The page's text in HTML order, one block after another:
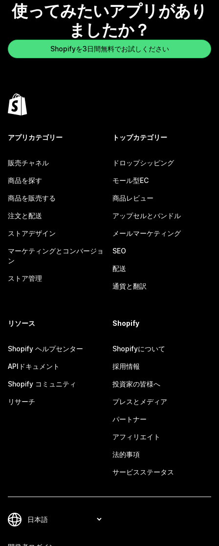
使ってみたいアプリがあり
ましたか？
Shopifyを3日間無料でお試しください
アプリカテゴリー
販売チャネル
商品を探す
商品を販売する
注文と配送
ストアデザイン
マーケティングとコンバージョ
ン
ストア管理
トップカテゴリー
ドロップシッピング
モール型EC
商品レビュー
アップセルとバンドル
メールマーケティング
SEO
配送
通貨と翻訳
リソース
Shopify ヘルプセンター
APIドキュメント
Shopify コミュニティ
リサーチ
Shopify
Shopifyについて
採用情報
投資家の皆様へ
プレスとメディア
パートナー
アフィリエイト
法的事項
サービスステータス